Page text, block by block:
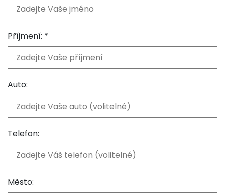
Příjmení: *
Auto:
Telefon:
Město: